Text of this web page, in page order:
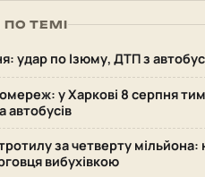
ПО ТЕМІ
удар по Ізюму, ДТП з
у Харкові 8 серпня
автобусів
за четверту
вибухівкою